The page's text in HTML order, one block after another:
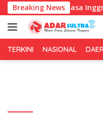
Langsung
ke
konten
Breaking News
Bahasa Inggris
TERKINI NASIONAL